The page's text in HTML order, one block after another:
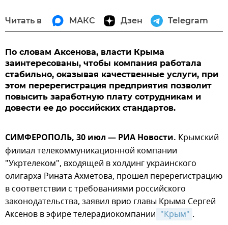
Читать в МАКС Дзен Telegram
По словам Аксенова, власти Крыма
заинтересованы, чтобы компания работала
стабильно, оказывая качественные услуги, при
этом перерегистрация предприятия позволит
повысить заработную плату сотрудникам и
довести ее до российских стандартов.
СИМФЕРОПОЛЬ, 30 июл — РИА Новости. Крымский
филиал телекоммуникационной компании
"Укртелеком", входящей в холдинг украинского
олигарха Рината Ахметова, прошел перерегистрацию
в соответствии с требованиями российского
законодательства, заявил врио главы Крыма Сергей
Аксенов в эфире телерадиокомпании "Крым" .